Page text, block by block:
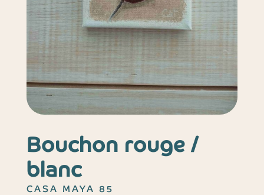
Bouchon rouge /
blanc
CASA MAYA 85